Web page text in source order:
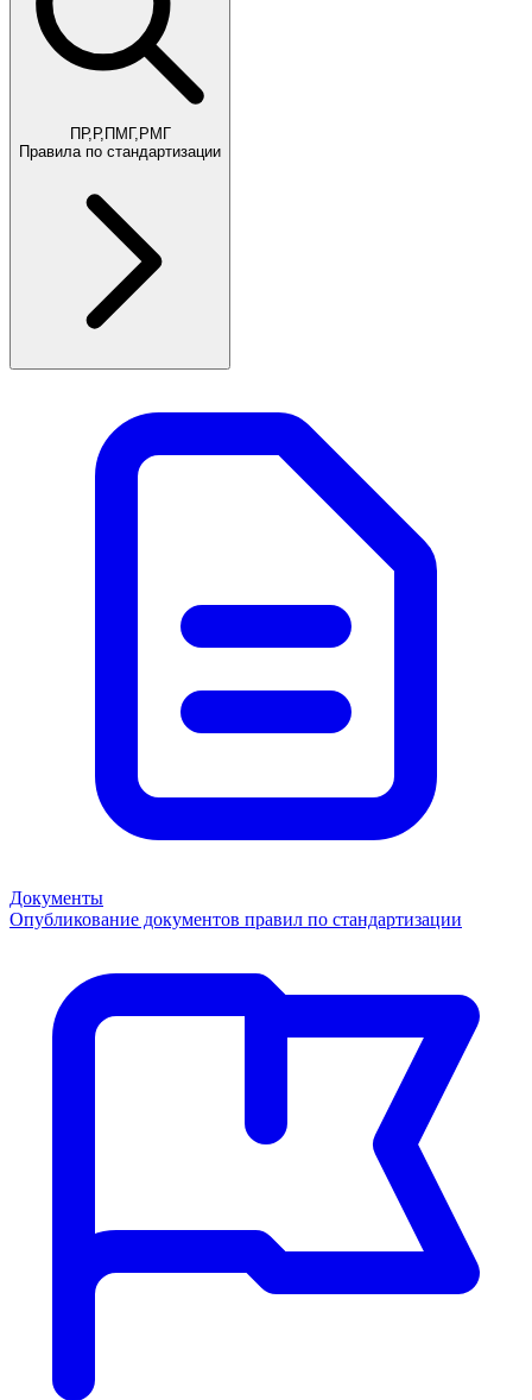
ПР,Р,ПМГ,РМГ
Правила по стандартизации
Документы
Опубликование документов правил по стандартизации